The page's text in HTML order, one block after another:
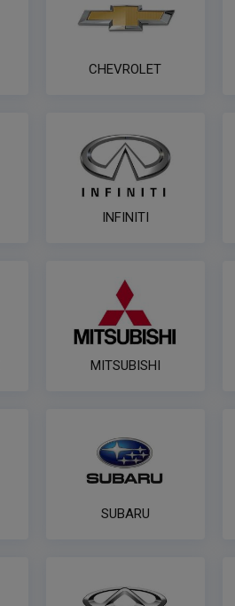
CHEVROLET
INFINITI
MITSUBISHI
SUBARU